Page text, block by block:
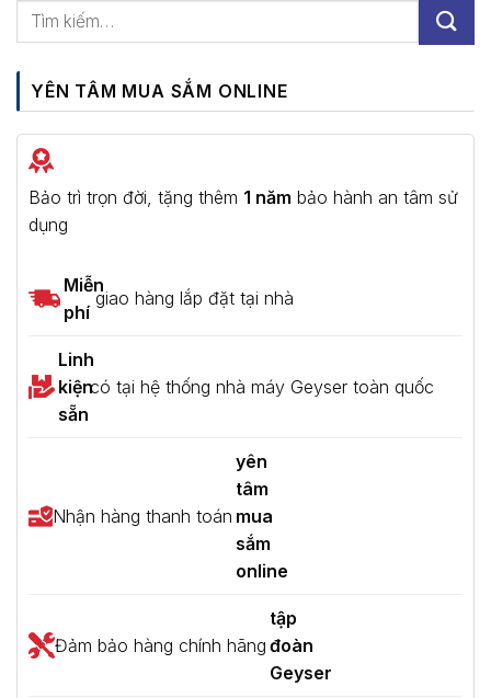
YÊN TÂM MUA SẮM ONLINE
Bảo trì trọn đời, tặng thêm 1 năm bảo hành an tâm sử
dụng
Miễn
phí
giao hàng lắp đặt tại nhà
Linh
kiện
sẵn
có tại hệ thống nhà máy Geyser toàn quốc
Nhận hàng thanh toán
yên
tâm
mua
sắm
online
Đảm bảo hàng chính hãng
tập
đoàn
Geyser